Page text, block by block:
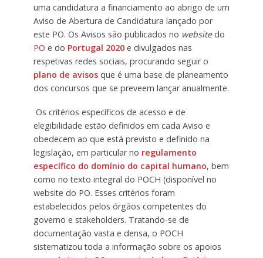
uma candidatura a financiamento ao abrigo de um
Aviso de Abertura de Candidatura lançado por
este PO. Os Avisos são publicados no websitedo
PO e do Portugal 2020e divulgados nas
respetivas redes sociais, procurando seguir o
plano de avisosque é uma base de planeamento
dos concursos que se preveem lançar anualmente.
Os critérios específicos de acesso e de
elegibilidade estão definidos em cada Aviso e
obedecem ao que está previsto e definido na
legislação, em particular no regulamento
específico do domínio do capital humano, bem
como no texto integral do POCH (disponível no
website do PO. Esses critérios foram
estabelecidos pelos órgãos competentes do
governo e stakeholders. Tratando-se de
documentação vasta e densa, o POCH
sistematizou toda a informação sobre os apoios